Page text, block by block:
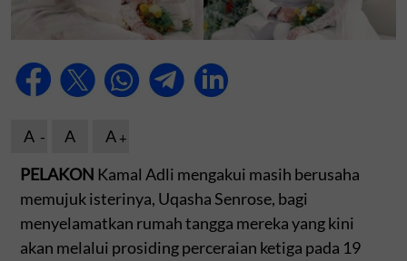
A A
A
PELAKON Kamal Adli mengakui masih berusaha
memujuk isterinya, Uqasha Senrose, bagi
menyelamatkan rumah tangga mereka yang kini
akan melalui prosiding perceraian ketiga pada 19